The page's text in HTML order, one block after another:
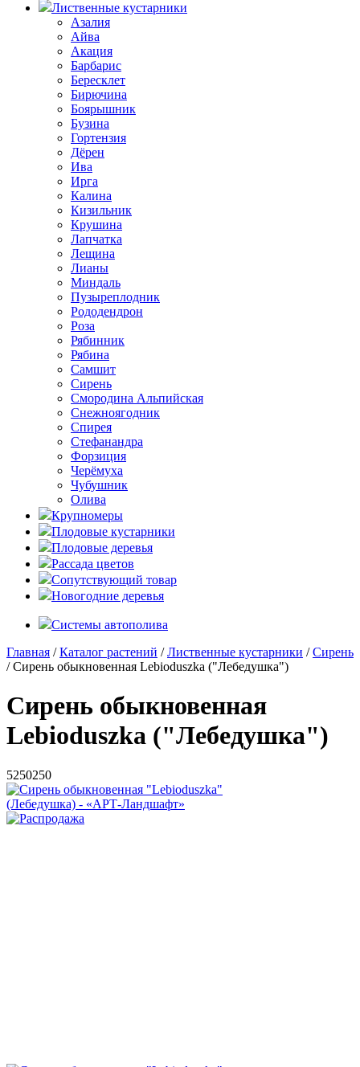
Лиственные кустарники
Азалия
Айва
Акация
Барбарис
Бересклет
Бирючина
Боярышник
Бузина
Гортензия
Дёрен
Ива
Ирга
Калина
Кизильник
Крушина
Лапчатка
Лещина
Лианы
Миндаль
Пузыреплодник
Рододендрон
Роза
Рябинник
Рябина
Самшит
Сирень
Смородина Альпийская
Снежноягодник
Спирея
Стефанандра
Форзиция
Черёмуха
Чубушник
Олива
Крупномеры
Плодовые кустарники
Плодовые деревья
Рассада цветов
Сопутствующий товар
Новогодние деревья
Системы автополива
Главная /Каталог растений /Лиственные кустарники /Сирень
/ Сирень обыкновенная Lebioduszka ("Лебедушка")
Сирень обыкновенная
Lebioduszka ("Лебедушка")
5250250